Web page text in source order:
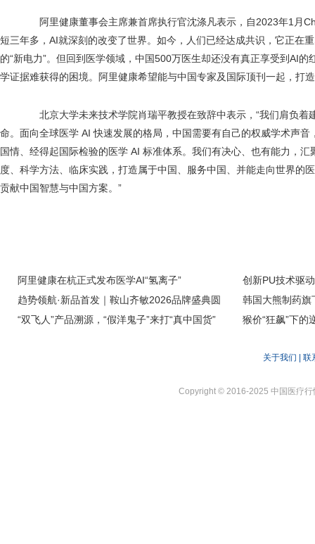
阿里健康董事会主席兼首席执行官沈涤凡表示，自2023年1月
短三年多，AI就深刻的改变了世界。如今，人们已经达成共识，它正在
的“新电力”。但回到医学领域，中国500万医生却还没有真正享受到AI
学证据难获得的困境。阿里健康希望能与中国专家及国际顶刊一起，打
北京大学未来技术学院肖瑞平教授在致辞中表示，“我们肩负着
命。面向全球医学 AI 快速发展的格局，中国需要有自己的权威学术声
国情、经得起国际检验的医学 AI 标准体系。我们有决心、也有能力，
度、科学方法、临床实践，打造属于中国、服务中国、并能走向世界的
贡献中国智慧与中国方案。”
阿里健康在杭正式发布医学AI“氢离子”
创新PU技术驱
工程涂层织物打
能未来支撑面应
趋势领航·新品首发｜鞍山齐敏2026品牌盛典圆
满落幕，解锁医美焕新新征程
韩国大熊制药旗
为中国市场定制
“双飞人”产品溯源，“假洋鬼子”来打“真中国货”
猴价“狂飙”下的
关于我们 联
Copyright © 2016-2025 中国医疗